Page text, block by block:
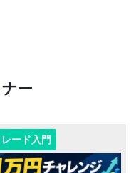
ー
レード入門